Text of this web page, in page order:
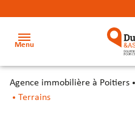
Menu
Accueil
agence immobilière à Poitiers
Terrains